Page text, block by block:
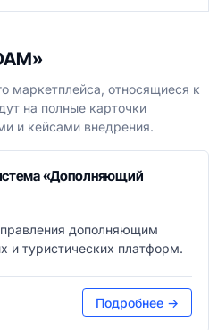
маркетплейса, относящиеся к
на полные карточки
и кейсами внедрения.
«Дополняющий
дополняющим
и туристических платформ.
Подробнее →